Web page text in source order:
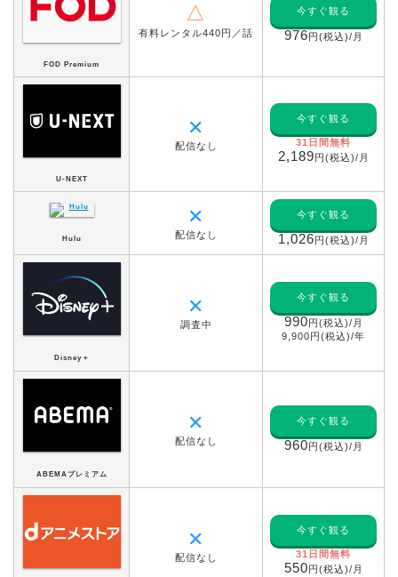
FOD Premium
△
有料レンタル440円／話
今すぐ観る
976円(税込)/月
U-NEXT
✕
配信なし
今すぐ観る
31日間無料
2,189円(税込)/月
Hulu
✕
配信なし
今すぐ観る
1,026円(税込)/月
Disney＋
✕
調査中
今すぐ観る
990円(税込)/月
9,900円(税込)/年
ABEMAプレミアム
✕
配信なし
今すぐ観る
960円(税込)/月
✕
配信なし
今すぐ観る
31日間無料
550円(税込)/月